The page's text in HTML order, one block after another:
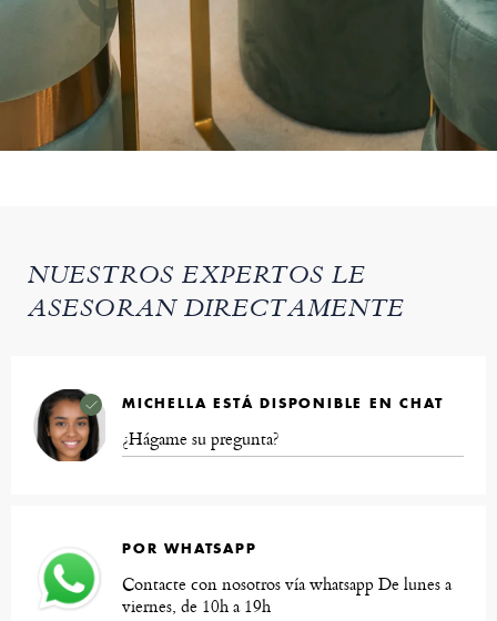
NUESTROS EXPERTOS LE
ASESORAN DIRECTAMENTE
MICHELLA ESTÁ DISPONIBLE EN CHAT
¿Hágame su pregunta?
POR WHATSAPP
Contacte con nosotros vía whatsapp De lunes a
viernes, de 10h a 19h